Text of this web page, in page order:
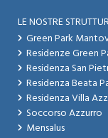
LE NOSTRE
Green Park
Residenze Green
Residenza San
Residenza Beata
Residenza Villa
Soccorso Azzurro
Mensalus